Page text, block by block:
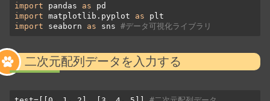
import pandas as
import matplotlib.pyplot as
import seaborn as sns #データ可視化ライブラリ
二次元配列データを入力する